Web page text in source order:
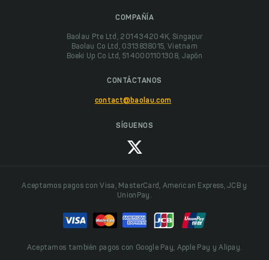
COMPAÑÍA
Baolau Pte Ltd, 201434204K, Singapur
Baolau Co Ltd, 0313838015, Vietnam
Boeki Up Co Ltd, 5140001101308, Japón
CONTÁCTANOS
contact@baolau.com
SÍGUENOS
Aceptamos pagos con Visa, MasterCard, American Express, JCB y
UnionPay.
Aceptamos también pagos con Google Pay, Apple Pay y Alipay.